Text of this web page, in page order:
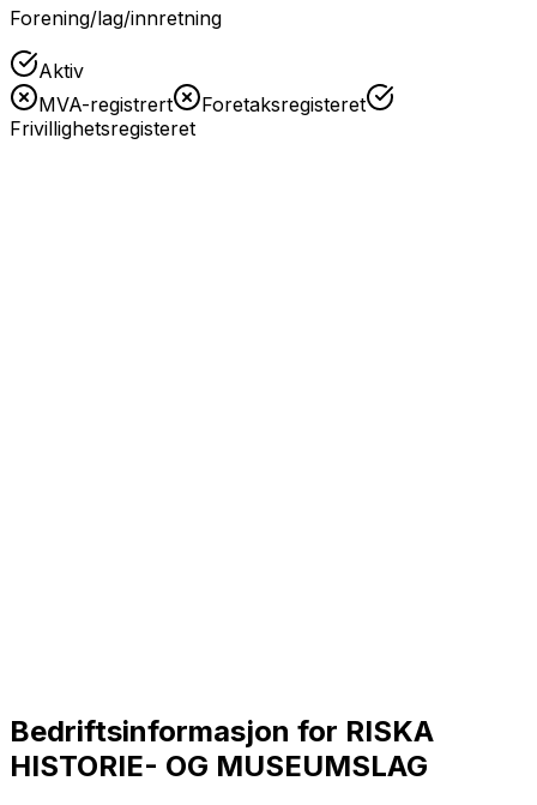
Forening/lag/innretning
Aktiv
MVA-registrert
Foretaksregisteret
Frivillighetsregisteret
Bedriftsinformasjon for RISKA
HISTORIE- OG MUSEUMSLAG